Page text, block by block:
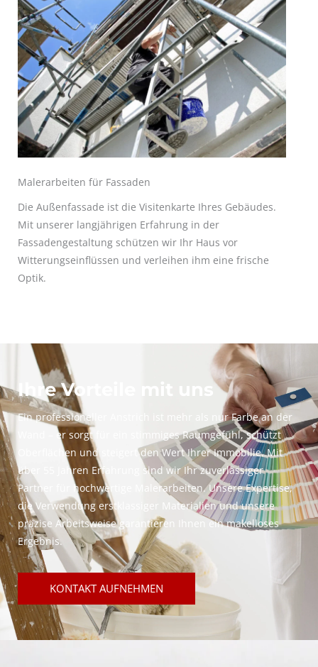
Malerarbeiten für Fassaden
Die Außenfassade ist die Visitenkarte Ihres Gebäudes.
Mit unserer langjährigen Erfahrung in der
Fassadengestaltung schützen wir Ihr Haus vor
Witterungseinflüssen und verleihen ihm eine frische
Optik.
Ihre Vorteile mit uns
Ein professioneller Anstrich ist mehr als nur Farbe an der
Wand – er sorgt für ein stimmiges Raumgefühl, schützt
Oberflächen und steigert den Wert Ihrer Immobilie. Mit
über 55 Jahren Erfahrung sind wir Ihr zuverlässiger
Partner für hochwertige Malerarbeiten. Unsere Expertise,
die Verwendung erstklassiger Materialien und unsere
präzise Arbeitsweise garantieren Ihnen ein makelloses
Ergebnis.
KONTAKT AUFNEHMEN